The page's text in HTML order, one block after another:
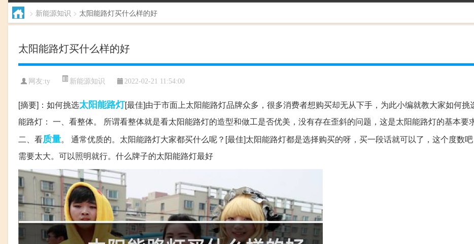
> 新能源知识 > 太阳能路灯买什么样的好
太阳能路灯买什么样的好
网友:ty 新能源知识 2022-02-21 11:54:00
[摘要]：如何挑选太阳能路灯[最佳]由于市面上太阳能路灯品牌众多，很多消费者想购买却无从下手，为此小编就教大家如何挑
能路灯： 一、看整体。 所谓看整体就是看太阳能路灯的造型和做工是否优美，没有存在歪斜的问题，这是太阳能路灯的基本要求
二、看质量。 通常优质的。太阳能路灯大家都买什么呢？[最佳]太阳能路灯都是选择购买的呀，买一段话就可以了，这个度数
需要太大。可以照明就行。什么牌子的太阳能路灯最好